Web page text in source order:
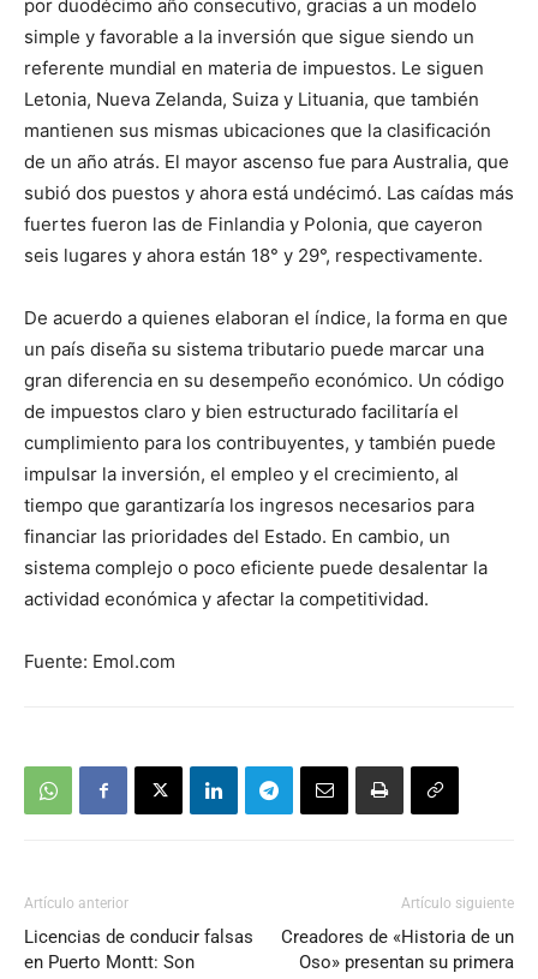
por duodécimo año consecutivo, gracias a un modelo
simple y favorable a la inversión que sigue siendo un
referente mundial en materia de impuestos. Le siguen
Letonia, Nueva Zelanda, Suiza y Lituania, que también
mantienen sus mismas ubicaciones que la clasificación
de un año atrás. El mayor ascenso fue para Australia, que
subió dos puestos y ahora está undécimó. Las caídas más
fuertes fueron las de Finlandia y Polonia, que cayeron
seis lugares y ahora están 18° y 29°, respectivamente.
De acuerdo a quienes elaboran el índice, la forma en que
un país diseña su sistema tributario puede marcar una
gran diferencia en su desempeño económico. Un código
de impuestos claro y bien estructurado facilitaría el
cumplimiento para los contribuyentes, y también puede
impulsar la inversión, el empleo y el crecimiento, al
tiempo que garantizaría los ingresos necesarios para
financiar las prioridades del Estado. En cambio, un
sistema complejo o poco eficiente puede desalentar la
actividad económica y afectar la competitividad.
Fuente: Emol.com
Artículo anterior
Licencias de conducir falsas
en Puerto Montt: Son
Artículo siguiente
Creadores de «Historia de un
Oso» presentan su primera